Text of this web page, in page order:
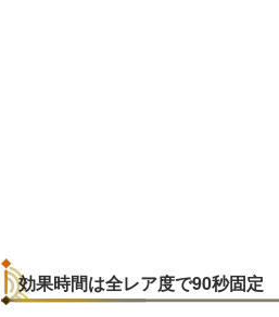
効果時間は全レア度で90秒固定